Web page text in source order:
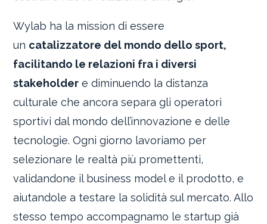
Wylab ha la mission di essere
un catalizzatore del mondo dello sport,
facilitando le relazioni fra i diversi
stakeholder e diminuendo la distanza
culturale che ancora separa gli operatori
sportivi dal mondo dell’innovazione e delle
tecnologie. Ogni giorno lavoriamo per
selezionare le realtà più promettenti,
validandone il business model e il prodotto, e
aiutandole a testare la solidità sul mercato. Allo
stesso tempo accompagnamo le startup già